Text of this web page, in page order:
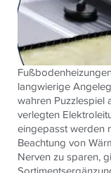
langwierige
wahren Puzzlespiel
verlegten
eingepasst werden
Beachtung von
Nerven zu sparen,